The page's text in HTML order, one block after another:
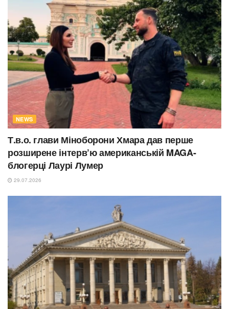
NEWS
Т.в.о. глави Міноборони Хмара дав перше
розширене інтерв’ю американській MAGA-
блогерці Лаурі Лумер
29.07.2026